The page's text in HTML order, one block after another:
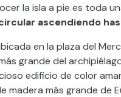
la isla a pie es toda
ascendiendo
en la plaza del
grande del
edificio de color
madera más grande de